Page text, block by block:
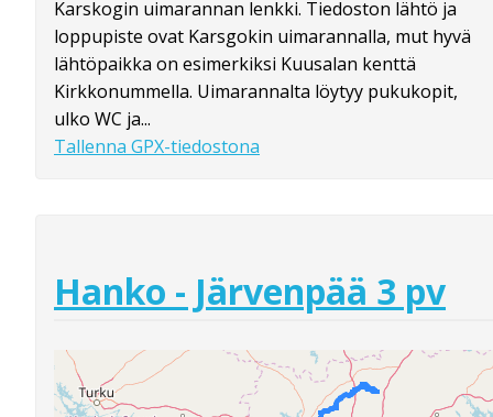
Karskogin uimarannan lenkki. Tiedoston lähtö ja
loppupiste ovat Karsgokin uimarannalla, mut hyvä
lähtöpaikka on esimerkiksi Kuusalan kenttä
Kirkkonummella. Uimarannalta löytyy pukukopit,
ulko WC ja...
Tallenna GPX-tiedostona
Hanko - Järvenpää 3 pv